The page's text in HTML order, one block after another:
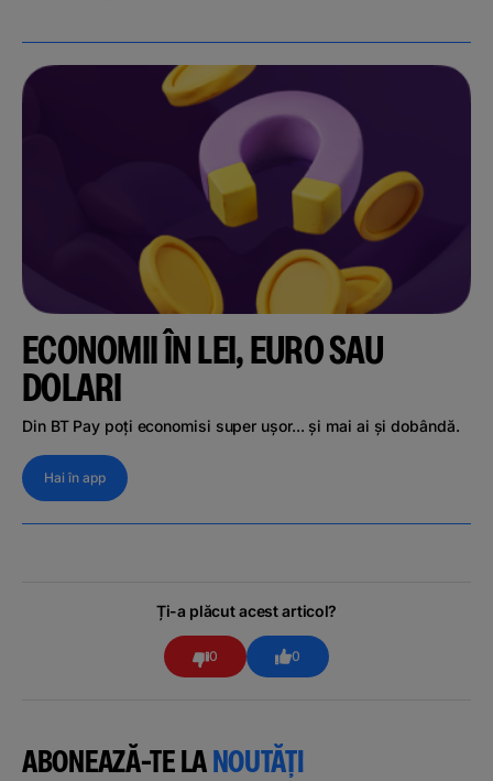
ECONOMII ÎN LEI, EURO SAU
DOLARI
Din BT Pay poți economisi super ușor... și mai ai și dobândă.
Hai în app
Ți-a plăcut acest articol?
0 0
ABONEAZĂ-TE LANOUTĂȚI